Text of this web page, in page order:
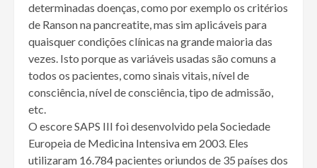
determinadas doenças, como por exemplo os critérios
de Ranson na pancreatite, mas sim aplicáveis para
quaisquer condições clínicas na grande maioria das
vezes. Isto porque as variáveis usadas são comuns a
todos os pacientes, como sinais vitais, nível de
consciência, nível de consciência, tipo de admissão,
etc.
O escore SAPS III foi desenvolvido pela Sociedade
Europeia de Medicina Intensiva em 2003. Eles
utilizaram 16.784 pacientes oriundos de 35 países dos